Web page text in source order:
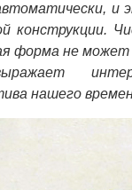
и
конструкции.
форма не
нашего